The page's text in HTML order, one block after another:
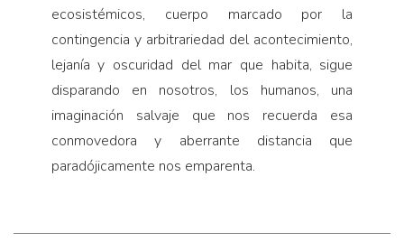
ecosistémicos, cuerpo marcado por la
contingencia y arbitrariedad del acontecimiento,
lejanía y oscuridad del mar que habita, sigue
disparando en nosotros, los humanos, una
imaginación salvaje que nos recuerda esa
conmovedora y aberrante distancia que
paradójicamente nos emparenta.